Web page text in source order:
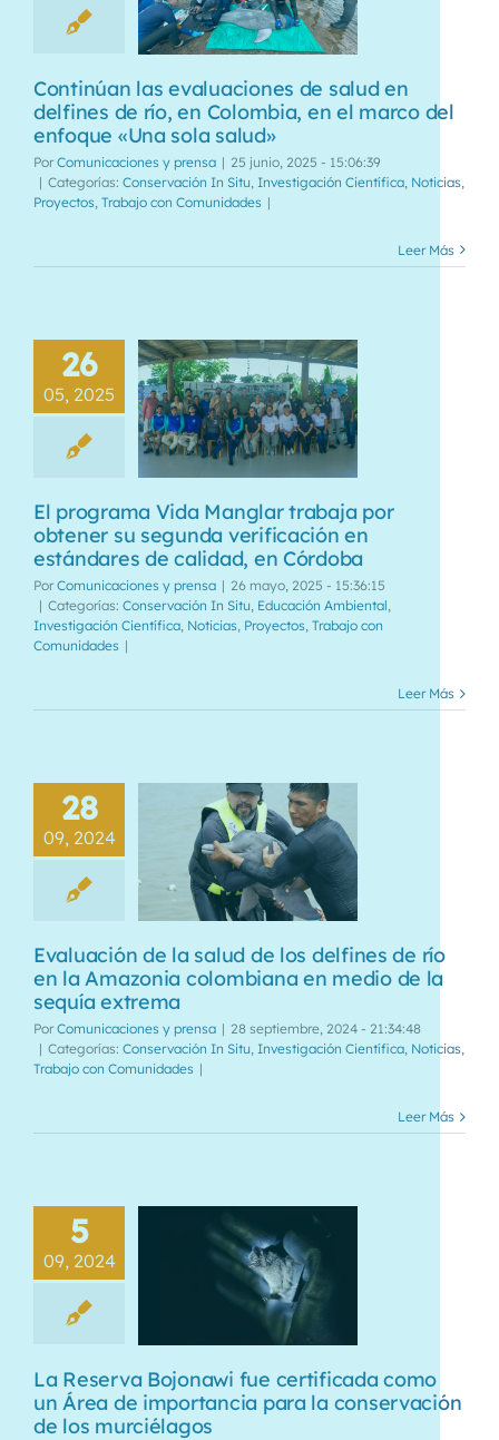
Continúan las evaluaciones de salud en
delfines de río, en Colombia, en el marco del
enfoque «Una sola salud»
Por Comunicaciones y prensa | 25 junio, 2025 - 15:06:39
| Categorías: Conservación In Situ Investigación Científica Noticias
Proyectos Trabajo con Comunidades |
Leer Más
26
05, 2025
El programa Vida Manglar trabaja por
obtener su segunda verificación en
estándares de calidad, en Córdoba
Por Comunicaciones y prensa | 26 mayo, 2025 - 15:36:15
| Categorías: Conservación In Situ, Educación Ambiental,
Investigación Científica, Noticias, Proyectos, Trabajo con
Comunidades |
Leer Más
28
09, 2024
Evaluación de la salud de los delfines de río
en la Amazonia colombiana en medio de la
sequía extrema
Por Comunicaciones y prensa | 28 septiembre, 2024 - 21:34:48
| Categorías: Conservación In Situ, Investigación Científica, Noticias,
Trabajo con Comunidades |
Leer Más
5
09, 2024
La Reserva Bojonawi fue certificada como
un Área de importancia para la conservación
de los murciélagos